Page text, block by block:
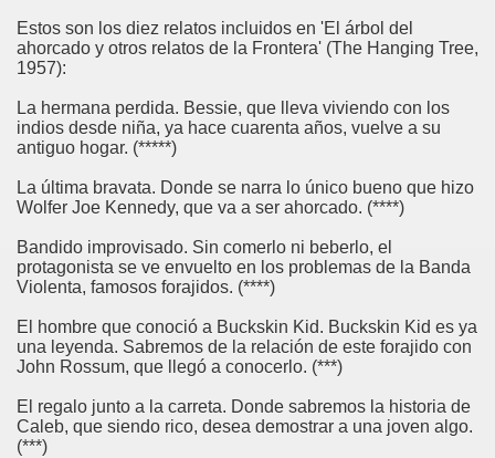
Estos son los diez relatos incluidos en 'El árbol del
ahorcado y otros relatos de la Frontera' (The Hanging Tree,
1957):
La hermana perdida. Bessie, que lleva viviendo con los
indios desde niña, ya hace cuarenta años, vuelve a su
antiguo hogar. (*****)
La última bravata. Donde se narra lo único bueno que hizo
Wolfer Joe Kennedy, que va a ser ahorcado. (****)
Bandido improvisado. Sin comerlo ni beberlo, el
protagonista se ve envuelto en los problemas de la Banda
Violenta, famosos forajidos. (****)
El hombre que conoció a Buckskin Kid. Buckskin Kid es ya
una leyenda. Sabremos de la relación de este forajido con
John Rossum, que llegó a conocerlo. (***)
El regalo junto a la carreta. Donde sabremos la historia de
Caleb, que siendo rico, desea demostrar a una joven algo.
(***)